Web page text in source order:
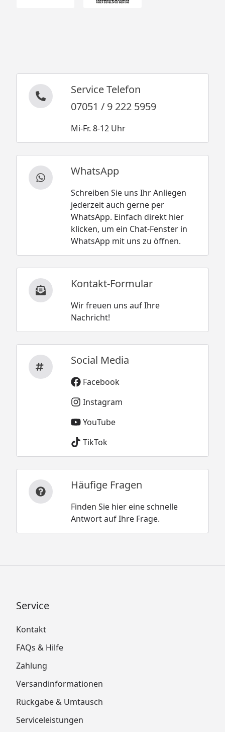
Service Telefon
07051 / 9 222 5959
Mi-Fr. 8-12 Uhr
WhatsApp
Schreiben Sie uns Ihr Anliegen
jederzeit auch gerne per
WhatsApp. Einfach direkt hier
klicken, um ein Chat-Fenster in
WhatsApp mit uns zu öffnen.
Kontakt-Formular
Wir freuen uns auf Ihre
Nachricht!
Social Media
Facebook
Instagram
YouTube
TikTok
Häufige Fragen
Finden Sie hier eine schnelle
Antwort auf Ihre Frage.
Service
Kontakt
FAQs & Hilfe
Zahlung
Versandinformationen
Rückgabe & Umtausch
Serviceleistungen